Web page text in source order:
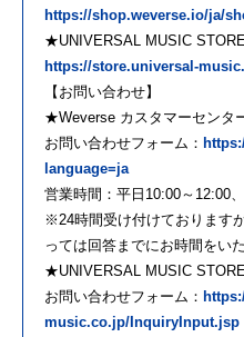
https://shop.weverse.io/ja/
★UNIVERSAL MUSIC STORE
https://store.universal-
【お問い合わせ】
★Weverse カスタマーセンタ
お問い合わせフォーム：
language=ja
営業時間：平日10:00～12:00
※24時間受け付けております
っては回答までにお時間をい
★UNIVERSAL MUSIC
お問い合わせフォーム：
music.co.jp/InquiryInput.jsp